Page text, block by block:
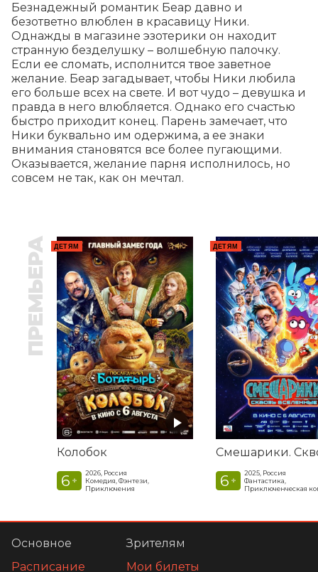
Безнадежный романтик Беар давно и
безответно влюблен в красавицу Ники.
Однажды в магазине эзотерики он находит
странную безделушку – волшебную палочку.
Если ее сломать, исполнится твое заветное
желание. Беар загадывает, чтобы Ники любила
его больше всех на свете. И вот чудо – девушка и
правда в него влюбляется. Однако его счастью
быстро приходит конец. Парень замечает, что
Ники буквально им одержима, а ее знаки
внимания становятся все более пугающими.
Оказывается, желание парня исполнилось, но
совсем не так, как он мечтал.
ПРЕМЬЕРА ДЕТЯМ
Колобок
6 +
2026, Россия
Комедия, Фэнтези,
Приключения
ДЕТЯМ
6 +
2025, Россия
Фантастика,
Приключенческая
Основное
Расписание
Зрителям
Мои билеты